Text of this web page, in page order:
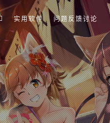
实用软件 问题反馈讨论